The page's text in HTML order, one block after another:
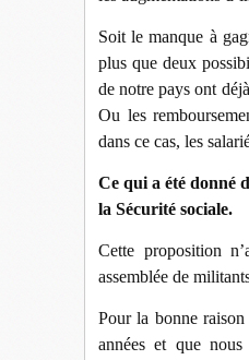
Soit le manque à
plus que deux
de notre pays ont
Ou les
dans ce cas, les
Ce qui a été donné
la Sécurité sociale.
Cette proposition
assemblée de
Pour la bonne
années et que